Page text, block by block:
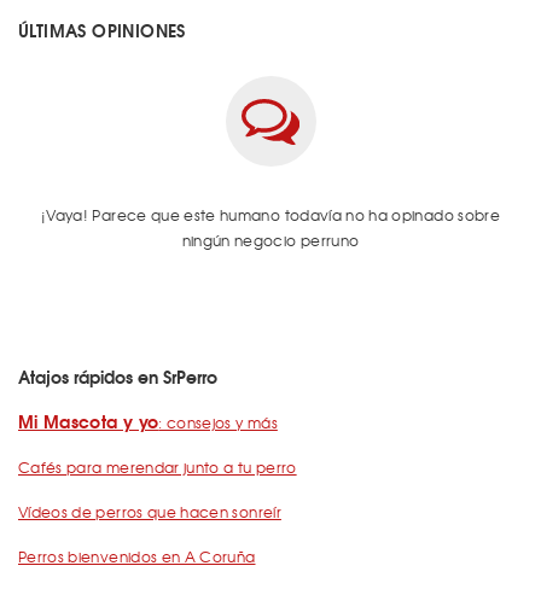
ÚLTIMAS OPINIONES
¡Vaya! Parece que este humano todavía no ha opinado sobre
ningún negocio perruno
Atajos rápidos en SrPerro
Mi Mascota y yo: consejos y más
Cafés para merendar junto a tu perro
Vídeos de perros que hacen sonreír
Perros bienvenidos en A Coruña